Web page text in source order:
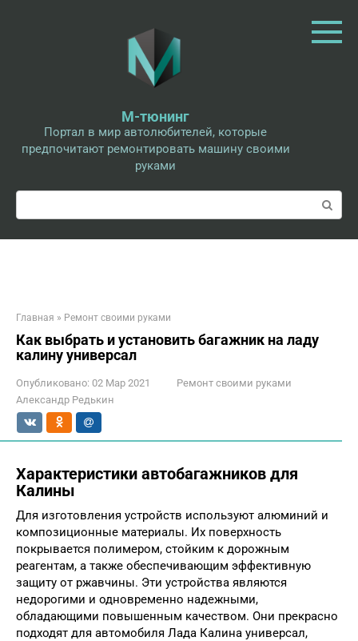
М-тюнинг
Портал в мир автолюбителей, которые
предпочитают ремонтировать машину своими
руками
Поиск:
Главная » Ремонт своими руками
Как выбрать и установить багажник на ладу
калину универсал
Опубликовано: 02 Мар 2021
Ремонт своими руками
Александр Редькин
Характеристики автобагажников для
Калины
Для изготовления устройств используют алюминий и
композиционные материалы. Их поверхность
покрывается полимером, стойким к дорожным
реагентам, а также обеспечивающим эффективную
защиту от ржавчины. Эти устройства являются
недорогими и одновременно надежными,
обладающими повышенным качеством. Они прекрасно
подходят для автомобиля Лада Калина универсал,